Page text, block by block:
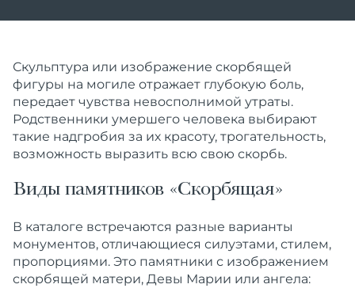
Скульптура или изображение скорбящей
фигуры на могиле отражает глубокую боль,
передает чувства невосполнимой утраты.
Родственники умершего человека выбирают
такие надгробия за их красоту, трогательность,
возможность выразить всю свою скорбь.
Виды памятников «Скорбящая»
В каталоге встречаются разные варианты
монументов, отличающиеся силуэтами, стилем,
пропорциями. Это памятники с изображением
скорбящей матери, Девы Марии или ангела: